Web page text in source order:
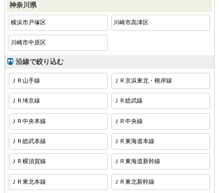
神奈川県
横浜市戸塚区 川崎市高津区
川崎市中原区
沿線で絞り込む
ＪＲ山手線 ＪＲ京浜東北・根岸線
ＪＲ埼京線 ＪＲ総武線
ＪＲ中央本線 ＪＲ中央線
ＪＲ総武本線 ＪＲ東海道本線
ＪＲ横須賀線 ＪＲ東海道新幹線
ＪＲ東北本線 ＪＲ東北新幹線